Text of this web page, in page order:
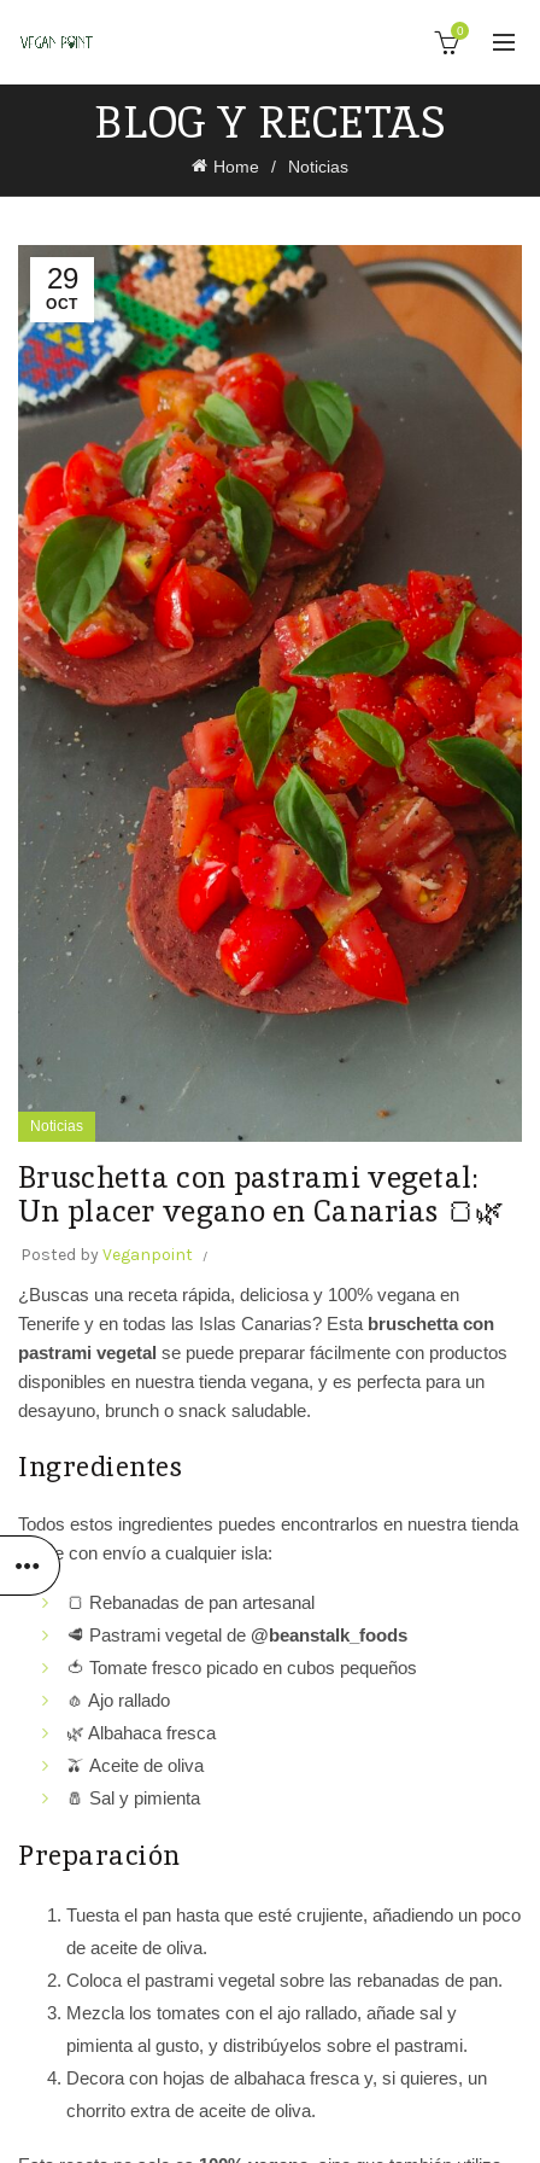
0
BLOG Y RECETAS
Home Noticias
29
OCT
Noticias
Bruschetta con pastrami vegetal:
Un placer vegano en Canarias 🍞🌿
Posted byVeganpoint
¿Buscas una receta rápida, deliciosa y 100% vegana en
Tenerife y en todas las Islas Canarias? Esta bruschetta con
pastrami vegetal se puede preparar fácilmente con productos
disponibles en nuestra tienda vegana, y es perfecta para un
desayuno, brunch o snack saludable.
Ingredientes
Todos estos ingredientes puedes encontrarlos en nuestra tienda
online con envío a cualquier isla:
🍞 Rebanadas de pan artesanal
🥩 Pastrami vegetal de @beanstalk_foods
🍅 Tomate fresco picado en cubos pequeños
🧄 Ajo rallado
🌿 Albahaca fresca
🫒 Aceite de oliva
🧂 Sal y pimienta
Preparación
Tuesta el pan hasta que esté crujiente, añadiendo un poco
de aceite de oliva.
Coloca el pastrami vegetal sobre las rebanadas de pan.
Mezcla los tomates con el ajo rallado, añade sal y
pimienta al gusto, y distribúyelos sobre el pastrami.
Decora con hojas de albahaca fresca y, si quieres, un
chorrito extra de aceite de oliva.